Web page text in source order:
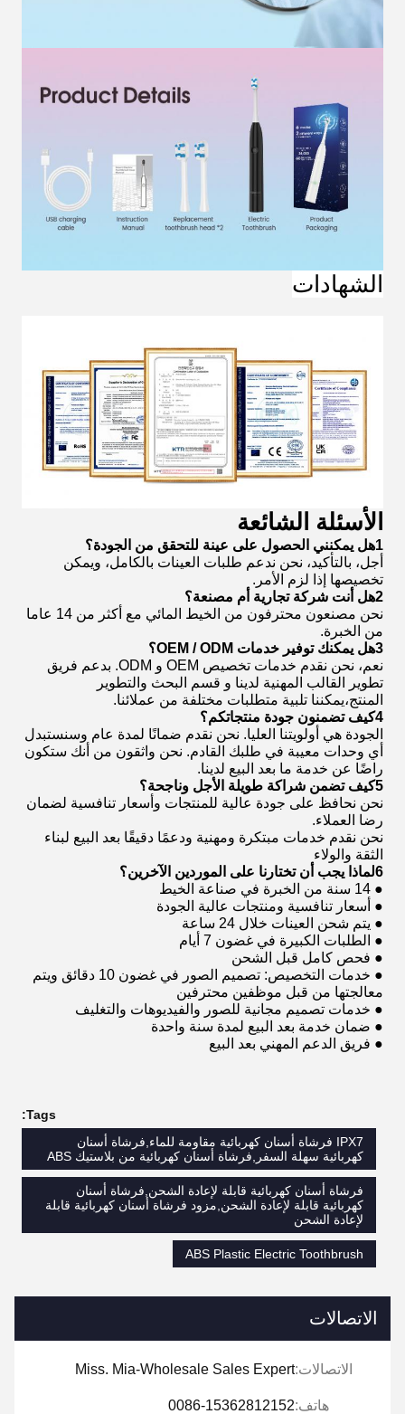
الشهادات
الأسئلة الشائعة
1هل يمكنني الحصول على عينة للتحقق من الجودة؟
أجل، بالتأكيد، نحن ندعم طلبات العينات بالكامل، ويمكن
تخصيصها إذا لزم الأمر.
2هل أنت شركة تجارية أم مصنعة؟
نحن مصنعون محترفون من الخيط المائي مع أكثر من 14 عاما
من الخبرة.
3هل يمكنك توفير خدمات OEM / ODM؟
نعم، نحن نقدم خدمات تخصيص OEM و ODM. بدعم فريق
تطوير القالب المهنية لدينا و قسم البحث والتطوير
المنتج،يمكننا تلبية متطلبات مختلفة من عملائنا.
4كيف تضمنون جودة منتجاتكم؟
الجودة هي أولويتنا العليا. نحن نقدم ضمانًا لمدة عام وسنستبدل
أي وحدات معيبة في طلبك القادم. نحن واثقون من أنك ستكون
راضًا عن خدمة ما بعد البيع لدينا.
5كيف تضمن شراكة طويلة الأجل وناجحة؟
نحن نحافظ على جودة عالية للمنتجات وأسعار تنافسية لضمان
رضا العملاء.
نحن نقدم خدمات مبتكرة ومهنية ودعمًا دقيقًا بعد البيع لبناء
الثقة والولاء
6لماذا يجب أن تختارنا على الموردين الآخرين؟
● 14 سنة من الخبرة في صناعة الخيط
● أسعار تنافسية ومنتجات عالية الجودة
● يتم شحن العينات خلال 24 ساعة
● الطلبات الكبيرة في غضون 7 أيام
● فحص كامل قبل الشحن
● خدمات التخصيص: تصميم الصور في غضون 10 دقائق ويتم
معالجتها من قبل موظفين محترفين
● خدمات تصميم مجانية للصور والفيديوهات والتغليف
● ضمان خدمة بعد البيع لمدة سنة واحدة
● فريق الدعم المهني بعد البيع
Tags:
IPX7 فرشاة أسنان كهربائية مقاومة للماء,فرشاة أسنان
كهربائية سهلة السفر,فرشاة أسنان كهربائية من بلاستيك ABS
فرشاة أسنان كهربائية قابلة لإعادة الشحن,فرشاة أسنان
كهربائية قابلة لإعادة الشحن,مزود فرشاة أسنان كهربائية قابلة
لإعادة الشحن
ABS Plastic Electric Toothbrush
الاتصالات
الاتصالات:Miss. Mia-Wholesale Sales Expert
هاتف:0086-15362812152